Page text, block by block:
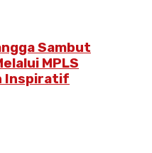
Sambut
MPLS
Inspiratif